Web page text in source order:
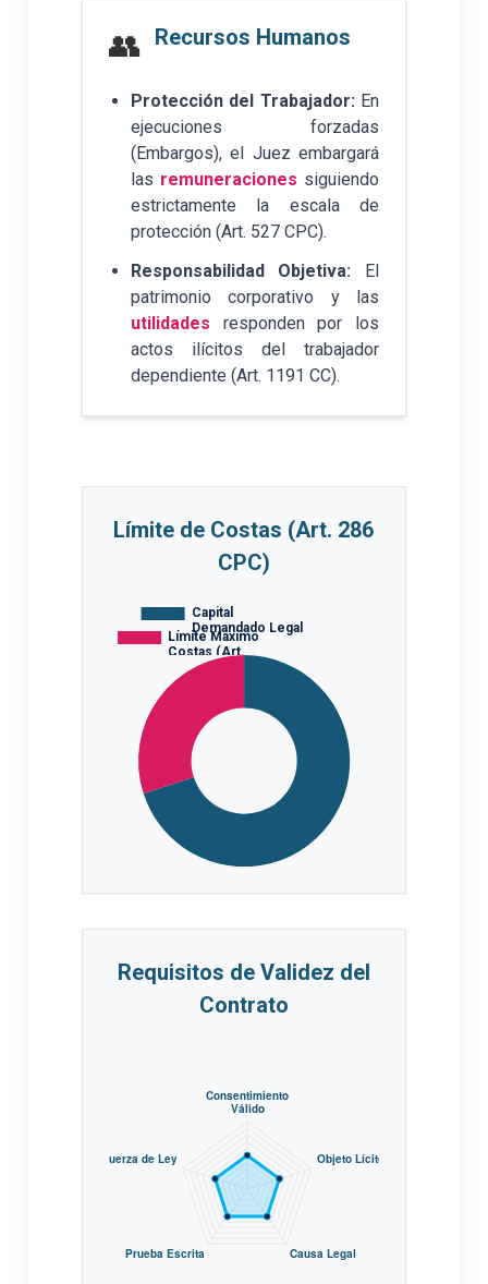
👥 Recursos Humanos
Protección del Trabajador: En
ejecuciones forzadas
(Embargos), el Juez embargará
las remuneraciones siguiendo
estrictamente la escala de
protección (Art. 527 CPC).
Responsabilidad Objetiva: El
patrimonio corporativo y las
utilidades responden por los
actos ilícitos del trabajador
dependiente (Art. 1191 CC).
Límite de Costas (Art. 286
CPC)
Requisitos de Validez del
Contrato